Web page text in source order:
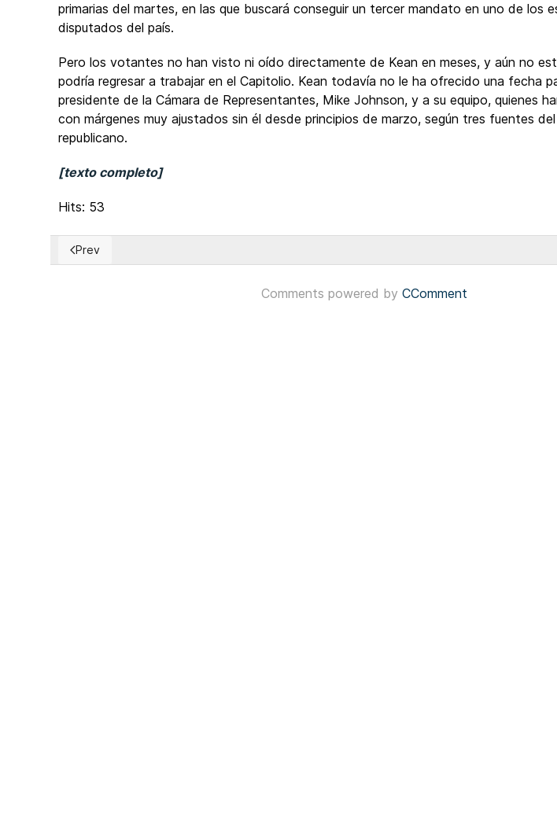
primarias del martes, en las que buscará conseguir un tercer mandato en uno de los
disputados del país.
Pero los votantes no han visto ni oído directamente de Kean en meses, y aún no
podría regresar a trabajar en el Capitolio. Kean todavía no le ha ofrecido una fecha
presidente de la Cámara de Representantes, Mike Johnson, y a su equipo, quienes
con márgenes muy ajustados sin él desde principios de marzo, según tres fuentes
republicano.
[texto completo]
Hits: 53
Previous article: Corea del Sur: Celebran unas elecciones locales
Prev
Comments powered byCComment